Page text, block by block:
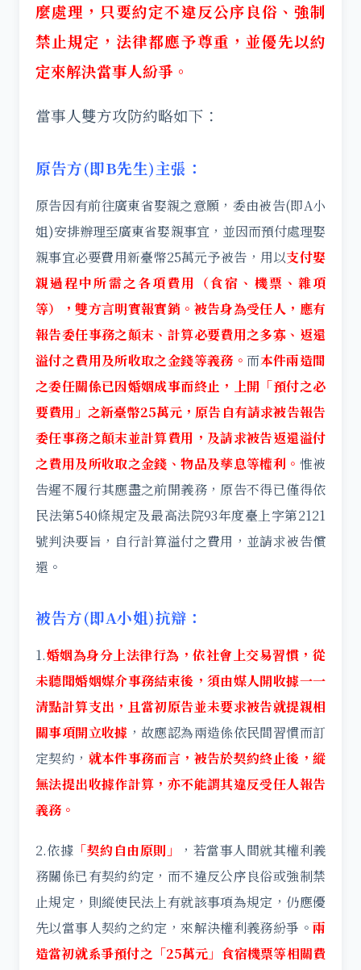
麼處理，只要約定不違反公序良俗、強制
禁止規定，法律都應予尊重，並優先以約
定來解決當事人紛爭。
當事人雙方攻防約略如下：
原告方(即B先生)主張：
原告因有前往廣東省娶親之意願，委由被告(即A小
姐)安排辦理至廣東省娶親事宜，並因而預付處理娶
親事宜必要費用新臺幣25萬元予被告，用以支付娶
親過程中所需之各項費用（食宿、機票、雜項
等），雙方言明實報實銷。被告身為受任人，應有
報告委任事務之顛末、計算必要費用之多寡、返還
溢付之費用及所收取之金錢等義務。而本件兩造間
之委任關係已因婚姻成事而終止，上開「預付之必
要費用」之新臺幣25萬元，原告自有請求被告報告
委任事務之顛末並計算費用，及請求被告返還溢付
之費用及所收取之金錢、物品及孳息等權利。 惟被
告遲不履行其應盡之前開義務，原告不得已僅得依
民法第540條規定及最高法院93年度臺上字第2121
號判決要旨，自行計算溢付之費用，並請求被告償
還。
被告方(即A小姐)抗辯：
1.婚姻為身分上法律行為，依社會上交易習慣，從
未聽聞婚姻媒介事務結束後，須由媒人開收據一一
清點計算支出，且當初原告並未要求被告就提親相
關事項開立收據 ，故應認為兩造係依民間習慣而訂
定契約， 就本件事務而言，被告於契約終止後，縱
無法提出收據作計算，亦不能謂其違反受任人報告
義務。
2.依據 「契約自由原則」
，若當事人間就其權利義
務關係已有契約約定，而不違反公序良俗或強制禁
止規定，則縱使民法上有就該事項為規定，仍應優
先以當事人契約之約定，來解決權利義務紛爭。 兩
造當初就系爭預付之「25萬元」食宿機票等相關費